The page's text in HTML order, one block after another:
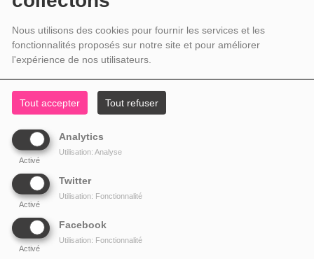
Nous utilisons des cookies pour fournir les services et les
fonctionnalités proposés sur notre site et pour améliorer
l'expérience de nos utilisateurs.
Tout accepter Tout refuser
Analytics
Activé
Utilisation: Analyse
Twitter
Activé
Utilisation: Fonctionnalité
Facebook
Activé
Utilisation: Fonctionnalité